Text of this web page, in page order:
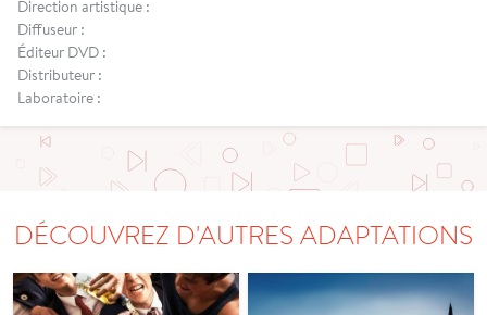
Direction artistique :
Diffuseur :
Éditeur DVD :
Distributeur :
Laboratoire :
DÉCOUVREZ D'AUTRES ADAPTATIONS